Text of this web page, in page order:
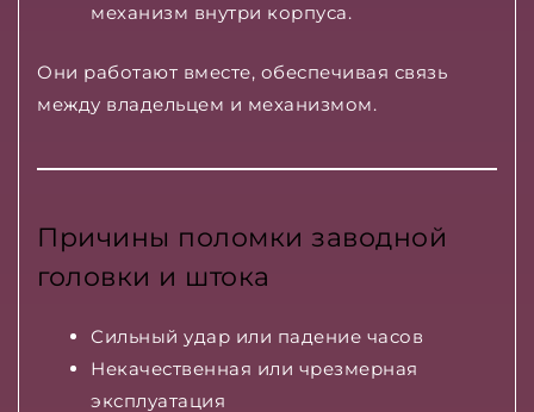
механизм внутри корпуса.
Они работают вместе, обеспечивая связь
между владельцем и механизмом.
Причины поломки заводной
головки и штока
Сильный удар или падение часов
Некачественная или чрезмерная
эксплуатация